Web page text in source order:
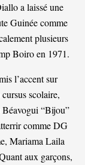
a laissé une
Guinée comme
plusieurs
Boiro en 1971.
l’accent sur
scolaire,
Béavogui “Bijou”
comme DG
Mariama Laila
aux garçons,